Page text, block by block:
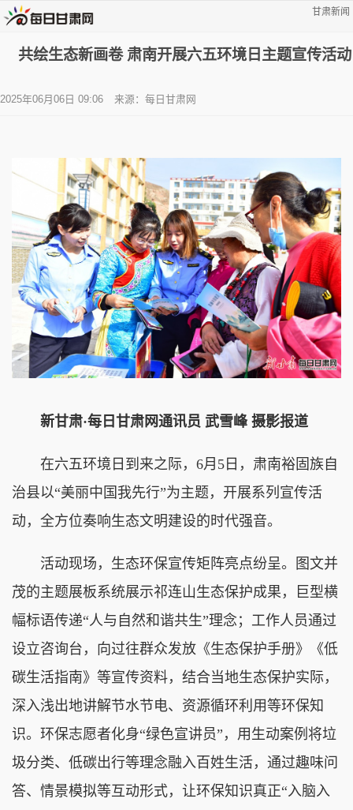
甘肃新闻
共绘生态新画卷 肃南开展六五环境日主题宣传活动
2025年06月06日 09:06 来源：每日甘肃网
新甘肃·每日甘肃网通讯员 武雪峰 摄影报道
在六五环境日到来之际，6月5日，肃南裕固族自
治县以“美丽中国我先行”为主题，开展系列宣传活
动，全方位奏响生态文明建设的时代强音。
活动现场，生态环保宣传矩阵亮点纷呈。图文并
茂的主题展板系统展示祁连山生态保护成果，巨型横
幅标语传递“人与自然和谐共生”理念；工作人员通过
设立咨询台，向过往群众发放《生态保护手册》《低
碳生活指南》等宣传资料，结合当地生态保护实际，
深入浅出地讲解节水节电、资源循环利用等环保知
识。环保志愿者化身“绿色宣讲员”，用生动案例将垃
圾分类、低碳出行等理念融入百姓生活，通过趣味问
答、情景模拟等互动形式，让环保知识真正“入脑入